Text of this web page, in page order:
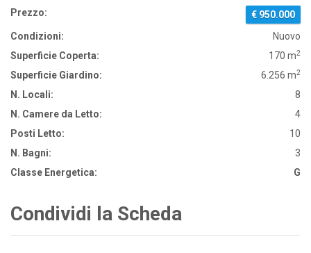
Prezzo:
€ 950.000
Condizioni:
Nuovo
Superficie Coperta:
170 m2
Superficie Giardino: 6.256 m2
N. Locali:
8
N. Camere da Letto:
4
Posti Letto:
10
N. Bagni:
3
Classe Energetica:
G
Condividi la Scheda